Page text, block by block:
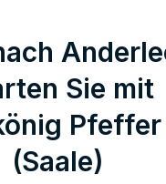
Sie mit
Pfeffer
(Saale)